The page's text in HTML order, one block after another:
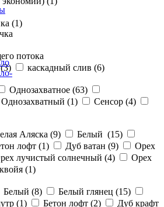
(1)
потока
3) каскадный слив (6)
Однозахватное (63)
Однозахватный (1) Сенсор (4)
Аляска (9) Белый (15)
лофт (1) Дуб ватан (9)
Орех
лучистый солнечный (4)
Орех
(1)
Белый (8) Белый глянец (15)
(1) Бетон лофт (2)
Дуб крафт